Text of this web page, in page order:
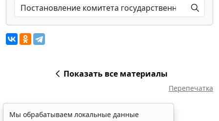
Показать все материалы
Перепечатка
Мы обрабатываем локальные данные